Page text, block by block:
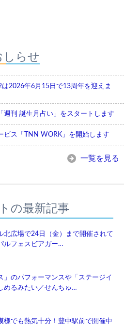
しらせ
は2026年6月15日で13周年を迎えま
週刊 誕生月占い」をスタートします
ビス「TNN WORK」を開始します
一覧を見る
の最新記事
北広場で24日（金）まで開催されて
ルフェスビアガー…
」のパフォーマンスや「ステージイ
めるみたい／せんちゅ…
様でも熱気十分！豊中駅前で開催中